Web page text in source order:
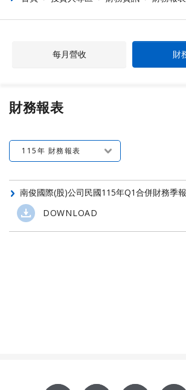
每月營收 財
財務報表
115年 財務報表
南俊國際(股)公司民國115年Q1合併財務季
DOWNLOAD